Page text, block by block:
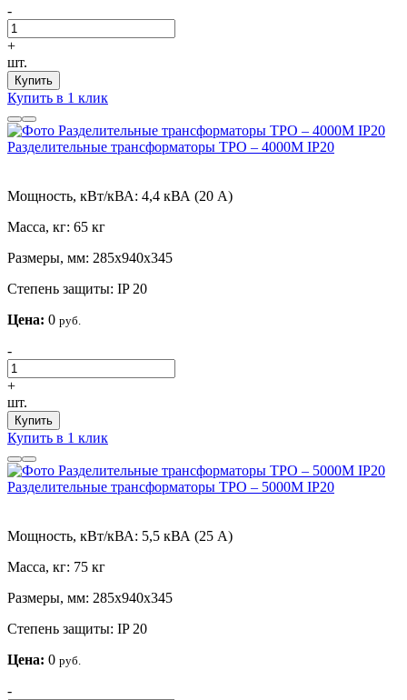
-
+
шт.
Купить
Купить в 1 клик
Разделительные трансформаторы ТРО – 4000М IP20
Мощность, кВт/кВА: 4,4 кВА (20 А)
Масса, кг: 65 кг
Размеры, мм: 285х940х345
Степень защиты: IP 20
Цена: 0 руб.
-
+
шт.
Купить
Купить в 1 клик
Разделительные трансформаторы ТРО – 5000М IP20
Мощность, кВт/кВА: 5,5 кВА (25 А)
Масса, кг: 75 кг
Размеры, мм: 285х940х345
Степень защиты: IP 20
Цена: 0 руб.
-